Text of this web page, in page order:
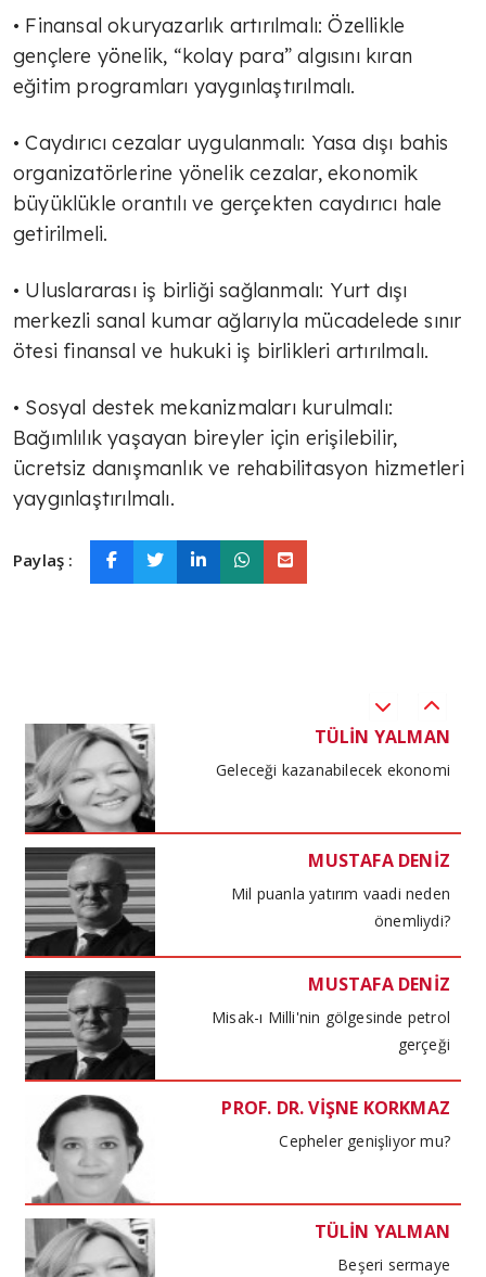
• Finansal okuryazarlık artırılmalı: Özellikle
gençlere yönelik, “kolay para” algısını kıran
eğitim programları yaygınlaştırılmalı.
• Caydırıcı cezalar uygulanmalı: Yasa dışı bahis
organizatörlerine yönelik cezalar, ekonomik
büyüklükle orantılı ve gerçekten caydırıcı hale
getirilmeli.
• Uluslararası iş birliği sağlanmalı: Yurt dışı
merkezli sanal kumar ağlarıyla mücadelede sınır
ötesi finansal ve hukuki iş birlikleri artırılmalı.
• Sosyal destek mekanizmaları kurulmalı:
Bağımlılık yaşayan bireyler için erişilebilir,
ücretsiz danışmanlık ve rehabilitasyon hizmetleri
yaygınlaştırılmalı.
Paylaş :
Tarım geleceğe taşınır mı?
İsrail Fransa'nın holokost suçunu
unuttu mu?
AVNİ ÖZGÜREL
Ahmed Şara Ankara'da
TÜLİN YALMAN
Geleceği kazanabilecek ekonomi
MUSTAFA DENİZ
Mil puanla yatırım vaadi neden
önemliydi?
MUSTAFA DENİZ
Misak-ı Milli'nin gölgesinde petrol
gerçeği
PROF. DR. VİŞNE KORKMAZ
Cepheler genişliyor mu?
TÜLİN YALMAN
Beşeri sermaye